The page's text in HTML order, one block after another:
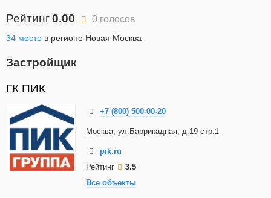
Рейтинг0.00 0 голосов
34 место в регионе Новая Москва
Застройщик
ГК ПИК
+7 (800) 500-00-20
Москва, ул.Баррикадная, д.19 стр.1
pik.ru
Рейтинг
3.5
Все объекты